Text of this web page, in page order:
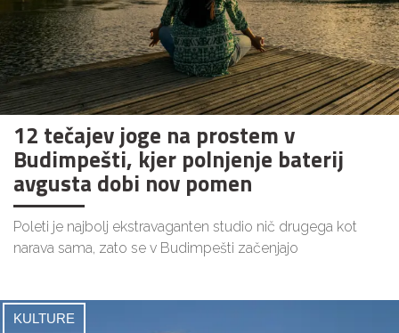
12 tečajev joge na prostem v
Budimpešti, kjer polnjenje baterij
avgusta dobi nov pomen
Poleti je najbolj ekstravaganten studio nič drugega kot
narava sama, zato se v Budimpešti začenjajo
KULTURE